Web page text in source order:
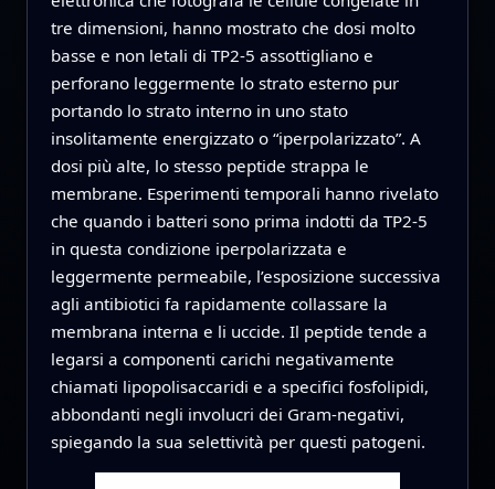
tre dimensioni, hanno mostrato che dosi molto
basse e non letali di TP2‑5 assottigliano e
perforano leggermente lo strato esterno pur
portando lo strato interno in uno stato
insolitamente energizzato o “iperpolarizzato”. A
dosi più alte, lo stesso peptide strappa le
membrane. Esperimenti temporali hanno rivelato
che quando i batteri sono prima indotti da TP2‑5
in questa condizione iperpolarizzata e
leggermente permeabile, l’esposizione successiva
agli antibiotici fa rapidamente collassare la
membrana interna e li uccide. Il peptide tende a
legarsi a componenti carichi negativamente
chiamati lipopolisaccaridi e a specifici fosfolipidi,
abbondanti negli involucri dei Gram‑negativi,
spiegando la sua selettività per questi patogeni.